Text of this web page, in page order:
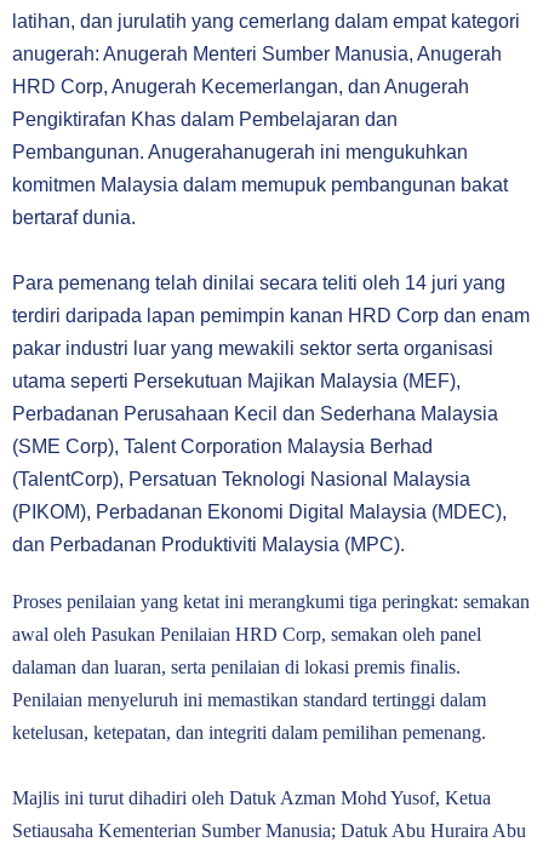
latihan, dan jurulatih yang cemerlang dalam empat kategori
anugerah: Anugerah Menteri Sumber Manusia, Anugerah
HRD Corp, Anugerah Kecemerlangan, dan Anugerah
Pengiktirafan Khas dalam Pembelajaran dan
Pembangunan. Anugerahanugerah ini mengukuhkan
komitmen Malaysia dalam memupuk pembangunan bakat
bertaraf dunia.
Para pemenang telah dinilai secara teliti oleh 14 juri yang
terdiri daripada lapan pemimpin kanan HRD Corp dan enam
pakar industri luar yang mewakili sektor serta organisasi
utama seperti Persekutuan Majikan Malaysia (MEF),
Perbadanan Perusahaan Kecil dan Sederhana Malaysia
(SME Corp), Talent Corporation Malaysia Berhad
(TalentCorp), Persatuan Teknologi Nasional Malaysia
(PIKOM), Perbadanan Ekonomi Digital Malaysia (MDEC),
dan Perbadanan Produktiviti Malaysia (MPC).
Proses penilaian yang ketat ini merangkumi tiga peringkat: semakan
awal oleh Pasukan Penilaian HRD Corp, semakan oleh panel
dalaman dan luaran, serta penilaian di lokasi premis finalis.
Penilaian menyeluruh ini memastikan standard tertinggi dalam
ketelusan, ketepatan, dan integriti dalam pemilihan pemenang.
Majlis ini turut dihadiri oleh Datuk Azman Mohd Yusof, Ketua
Setiausaha Kementerian Sumber Manusia; Datuk Abu Huraira Abu